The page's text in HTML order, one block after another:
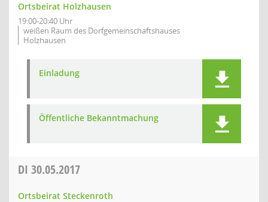
Ortsbeirat Holzhausen
19:00-20:40 Uhr
weißen Raum des Dorfgemeinschaftshauses
Holzhausen
Einladung
Öffentliche Bekanntmachung
DI 30.05.2017
Ortsbeirat Steckenroth